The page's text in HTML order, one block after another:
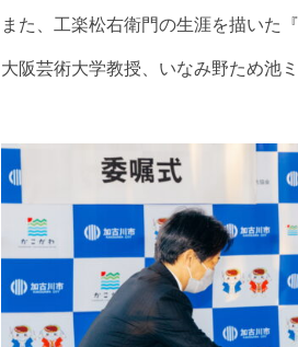
また、工楽松右衛門の生涯を描いた
大阪芸術大学教授、いなみ野ため池